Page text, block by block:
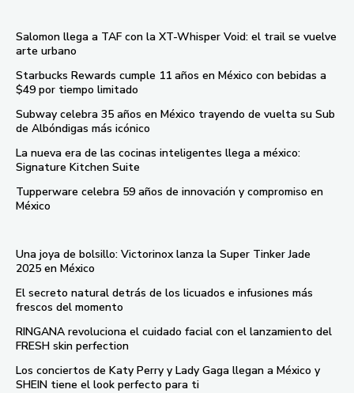
Salomon llega a TAF con la XT-Whisper Void: el trail se vuelve
arte urbano
Starbucks Rewards cumple 11 años en México con bebidas a
$49 por tiempo limitado
Subway celebra 35 años en México trayendo de vuelta su Sub
de Albóndigas más icónico
La nueva era de las cocinas inteligentes llega a méxico:
Signature Kitchen Suite
Tupperware celebra 59 años de innovación y compromiso en
México
Una joya de bolsillo: Victorinox lanza la Super Tinker Jade
2025 en México
El secreto natural detrás de los licuados e infusiones más
frescos del momento
RINGANA revoluciona el cuidado facial con el lanzamiento del
FRESH skin perfection
Los conciertos de Katy Perry y Lady Gaga llegan a México y
SHEIN tiene el look perfecto para ti